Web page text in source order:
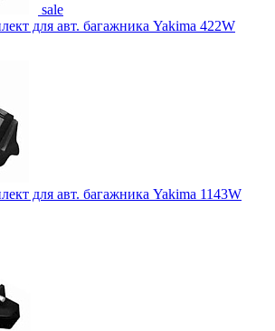
sale
для авт. багажника Yakima 422W
для авт. багажника Yakima 1143W